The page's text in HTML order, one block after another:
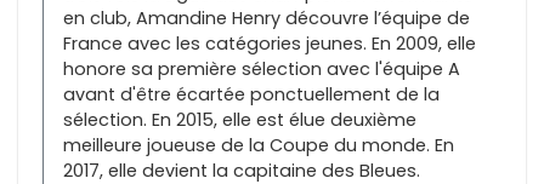
en club, Amandine Henry découvre l’équipe de
France avec les catégories jeunes. En 2009, elle
honore sa première sélection avec l'équipe A
avant d'être écartée ponctuellement de la
sélection. En 2015, elle est élue deuxième
meilleure joueuse de la Coupe du monde. En
2017, elle devient la capitaine des Bleues.